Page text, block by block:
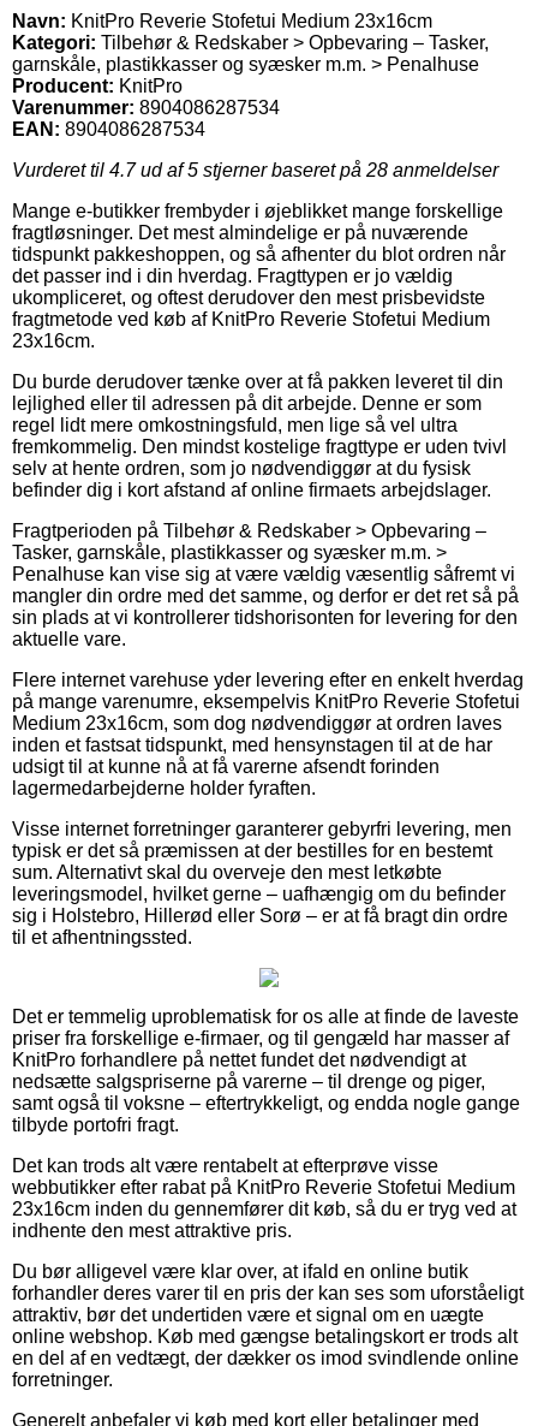
Navn: KnitPro Reverie Stofetui Medium 23x16cm
Kategori: Tilbehør & Redskaber > Opbevaring – Tasker,
garnskåle, plastikkasser og syæsker m.m. > Penalhuse
Producent: KnitPro
Varenummer: 8904086287534
EAN: 8904086287534
Vurderet til 4.7ud af 5 stjerner baseret på 28 anmeldelser
Mange e-butikker frembyder i øjeblikket mange forskellige
fragtløsninger. Det mest almindelige er på nuværende
tidspunkt pakkeshoppen, og så afhenter du blot ordren når
det passer ind i din hverdag. Fragttypen er jo vældig
ukompliceret, og oftest derudover den mest prisbevidste
fragtmetode ved køb af KnitPro Reverie Stofetui Medium
23x16cm.
Du burde derudover tænke over at få pakken leveret til din
lejlighed eller til adressen på dit arbejde. Denne er som
regel lidt mere omkostningsfuld, men lige så vel ultra
fremkommelig. Den mindst kostelige fragttype er uden tvivl
selv at hente ordren, som jo nødvendiggør at du fysisk
befinder dig i kort afstand af online firmaets arbejdslager.
Fragtperioden på Tilbehør & Redskaber > Opbevaring –
Tasker, garnskåle, plastikkasser og syæsker m.m. >
Penalhuse kan vise sig at være vældig væsentlig såfremt vi
mangler din ordre med det samme, og derfor er det ret så på
sin plads at vi kontrollerer tidshorisonten for levering for den
aktuelle vare.
Flere internet varehuse yder levering efter en enkelt hverdag
på mange varenumre, eksempelvis KnitPro Reverie Stofetui
Medium 23x16cm, som dog nødvendiggør at ordren laves
inden et fastsat tidspunkt, med hensynstagen til at de har
udsigt til at kunne nå at få varerne afsendt forinden
lagermedarbejderne holder fyraften.
Visse internet forretninger garanterer gebyrfri levering, men
typisk er det så præmissen at der bestilles for en bestemt
sum. Alternativt skal du overveje den mest letkøbte
leveringsmodel, hvilket gerne – uafhængig om du befinder
sig i Holstebro, Hillerød eller Sorø – er at få bragt din ordre
til et afhentningssted.
Det er temmelig uproblematisk for os alle at finde de laveste
priser fra forskellige e-firmaer, og til gengæld har masser af
KnitPro forhandlere på nettet fundet det nødvendigt at
nedsætte salgspriserne på varerne – til drenge og piger,
samt også til voksne – eftertrykkeligt, og endda nogle gange
tilbyde portofri fragt.
Det kan trods alt være rentabelt at efterprøve visse
webbutikker efter rabat på KnitPro Reverie Stofetui Medium
23x16cm inden du gennemfører dit køb, så du er tryg ved at
indhente den mest attraktive pris.
Du bør alligevel være klar over, at ifald en online butik
forhandler deres varer til en pris der kan ses som uforståeligt
attraktiv, bør det undertiden være et signal om en uægte
online webshop. Køb med gængse betalingskort er trods alt
en del af en vedtægt, der dækker os imod svindlende online
forretninger.
Generelt anbefaler vi køb med kort eller betalinger med